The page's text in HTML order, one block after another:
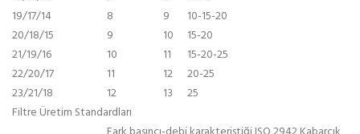
19/17/14
8 9
10-15-20
20/18/15
9 10
15-20
21/19/16
10 11
15-20-25
22/20/17
11 12
20-25
23/21/18
12 13
25
Filtre Üretim Standardları